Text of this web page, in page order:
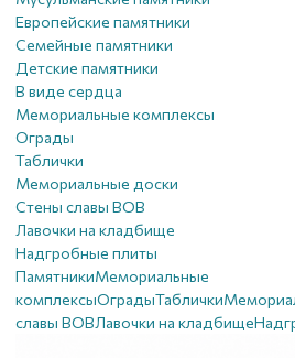
Европейские памятники
Семейные памятники
Детские памятники
В виде сердца
Мемориальные комплексы
Ограды
Таблички
Мемориальные доски
Стены славы ВОВ
Лавочки на кладбище
Надгробные плиты
ПамятникиМемориальные
комплексыОградыТаблички
славы ВОВЛавочки на кладбище